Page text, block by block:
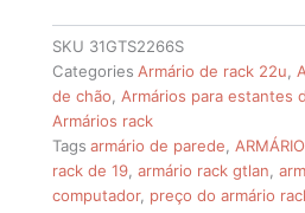
SKU 31GTS2266S
Categories Armário de rack 22u
de chão
Armários para estantes
Armários rack
Tags armário de parede
rack de 19 ,armário rack gtlan ,
computador, preço do armário